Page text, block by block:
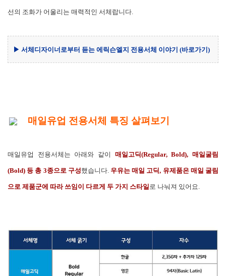
선의 조화가 어울리는 매력적인 서체랍니다.
▶ 서체디자이너로부터 듣는 에릭슨엘지 전용서체 이야기 (바로가기)
매일유업 전용서체 특징 살펴보기
매일유업 전용서체는 아래와 같이 매일고딕(Regular, Bold), 매일굴림
(Bold) 등 총 3종으로 구성했습니다. 우유는 매일 고딕, 유제품은 매일 굴림
으로 제품군에 따라 쓰임이 다르게 두 가지 스타일 로 나눠져 있어요.